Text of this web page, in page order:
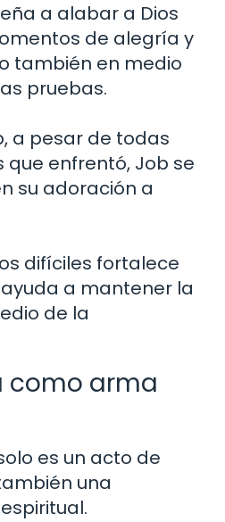
a alabar a Dios
de alegría y
también en medio
pruebas.
a pesar de todas
enfrentó, Job se
su adoración a
difíciles fortalece
a mantener la
de la
como arma
es un acto de
una